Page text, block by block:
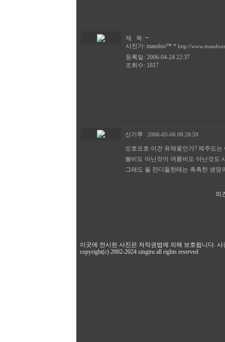
제 목: ~
사진가: mandoo™ * http://
등록일: 2006-04-24 22:37
조회수: 1817
신기루 2006-05-06 08:28:59
오호오호 이건 유채꽃인가? 제주도는
봄비도 아닌것이 여름비도 아닌것도
그래도 울 잔디들한테는 촉촉한 생명
의
이곳에 전시된 사진은 저작권법에 의해 보호됩니다.
copyright(c) 2002-2024 singiru all rights reserved